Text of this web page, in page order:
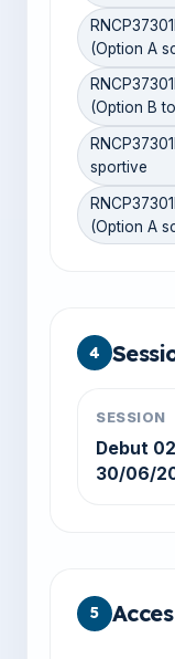
(Option A
(Option B
sportive
(Option A
4
SESSION
Debut
30/06/
5